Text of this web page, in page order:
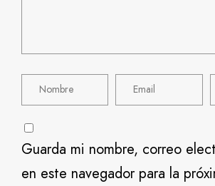
Guarda mi nombre, correo
en este navegador para la